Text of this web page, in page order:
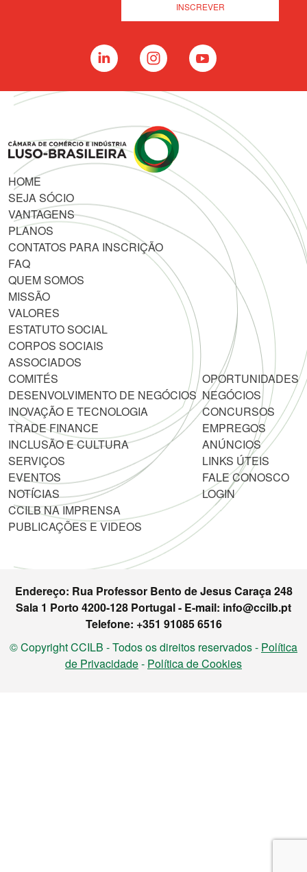
HOME
SEJA SÓCIO
VANTAGENS
PLANOS
CONTATOS PARA INSCRIÇÃO
FAQ
QUEM SOMOS
MISSÃO
VALORES
ESTATUTO SOCIAL
CORPOS SOCIAIS
ASSOCIADOS
COMITÉS
DESENVOLVIMENTO DE NEGÓCIOS
INOVAÇÃO E TECNOLOGIA
TRADE FINANCE
INCLUSÃO E CULTURA
SERVIÇOS
EVENTOS
NOTÍCIAS
CCILB NA IMPRENSA
PUBLICAÇÕES E VIDEOS
OPORTUNIDADES
NEGÓCIOS
CONCURSOS
EMPREGOS
ANÚNCIOS
LINKS ÚTEIS
FALE CONOSCO
LOGIN
Endereço: Rua Professor Bento de Jesus Caraça 248
Sala 1 Porto 4200-128 Portugal - E-mail: info@ccilb.pt
Telefone: +351 91085 6516
© Copyright CCILB - Todos os direitos reservados - Política
de Privacidade- Política de Cookies